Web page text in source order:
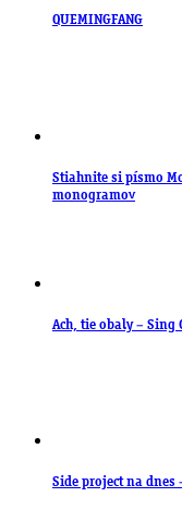
QUEMINGFANG
Stiahnite si písmo
monogramov
Ach, tie obaly – Sing
Side project na